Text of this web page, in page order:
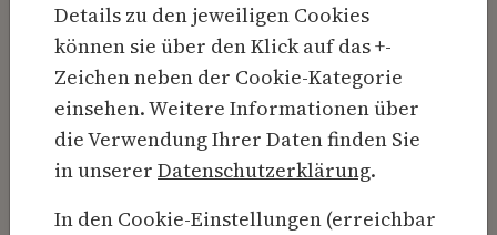
Sie den Aufnahmeantrag.
Anmelden
Mitgliedsnummer ohne OM
Details zu den jeweiligen Cookies
können sie über den Klick auf das +-
Zeichen neben der Cookie-Kategorie
einsehen. Weitere Informationen über
die Verwendung Ihrer Daten finden Sie
in unserer Datenschutzerklärung.
In den Cookie-Einstellungen (erreichbar